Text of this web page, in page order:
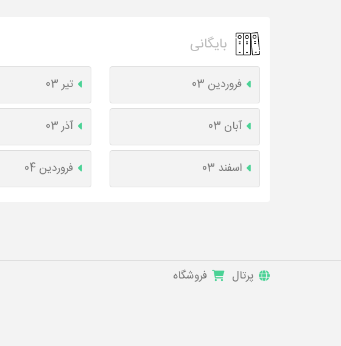
بایگانی
فروردین 03 تیر 03
آبان 03 آذر 03
اسفند 03 فروردین 04
پرتال فروشگاه